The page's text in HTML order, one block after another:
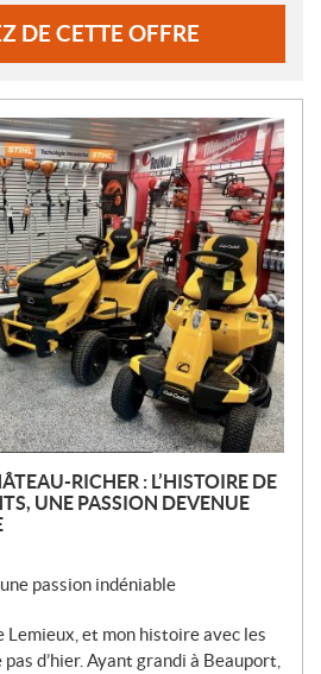
DE CETTE OFFRE
RICHER : L’HISTOIRE DE
UNE PASSION DEVENUE
passion indéniable
Lemieux, et mon histoire avec les
d’hier. Ayant grandi à Beauport,